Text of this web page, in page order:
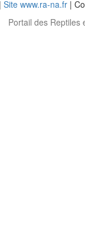
| Site www.ra-na.fr |
Portail des Reptiles